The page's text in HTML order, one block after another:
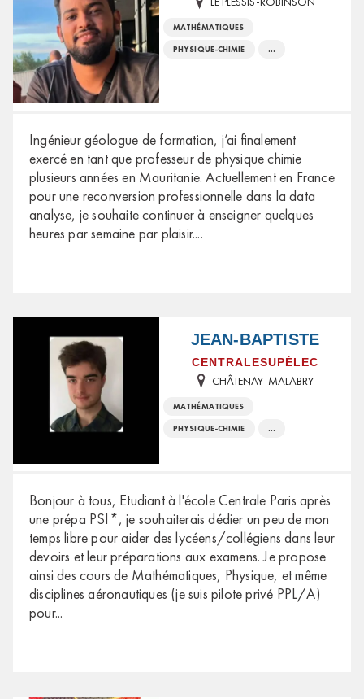
MATHÉMATIQUES
PHYSIQUE-CHIMIE ...
Ingénieur géologue de formation, j’ai finalement
exercé en tant que professeur de physique chimie
plusieurs années en Mauritanie. Actuellement en France
pour une reconversion professionnelle dans la data
analyse, je souhaite continuer à enseigner quelques
heures par semaine par plaisir....
JEAN-BAPTISTE
CENTRALESUPÉLEC
CHÂTENAY-MALABRY
MATHÉMATIQUES
PHYSIQUE-CHIMIE ...
Bonjour à tous, Etudiant à l'école Centrale Paris après
une prépa PSI*, je souhaiterais dédier un peu de mon
temps libre pour aider des lycéens/collégiens dans leur
devoirs et leur préparations aux examens. Je propose
ainsi des cours de Mathématiques, Physique, et même
disciplines aéronautiques (je suis pilote privé PPL/A)
pour...